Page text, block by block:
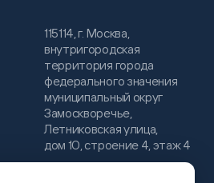
115114, г. Москва,
внутригородская
территория города
федерального значения
муниципальный округ
Замоскворечье,
Летниковская улица,
дом 10, строение 4, этаж 4